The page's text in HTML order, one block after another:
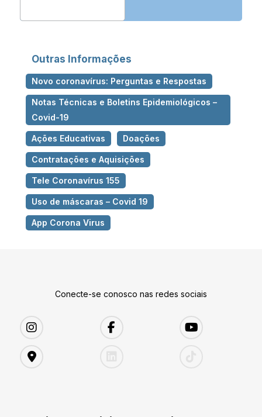
Outras Informações
Novo coronavírus: Perguntas e Respostas
Notas Técnicas e Boletins Epidemiológicos –
Covid-19
Ações Educativas Doações
Contratações e Aquisições
Tele Coronavírus 155
Uso de máscaras – Covid 19
App Corona Virus
Conecte-se conosco nas redes sociais